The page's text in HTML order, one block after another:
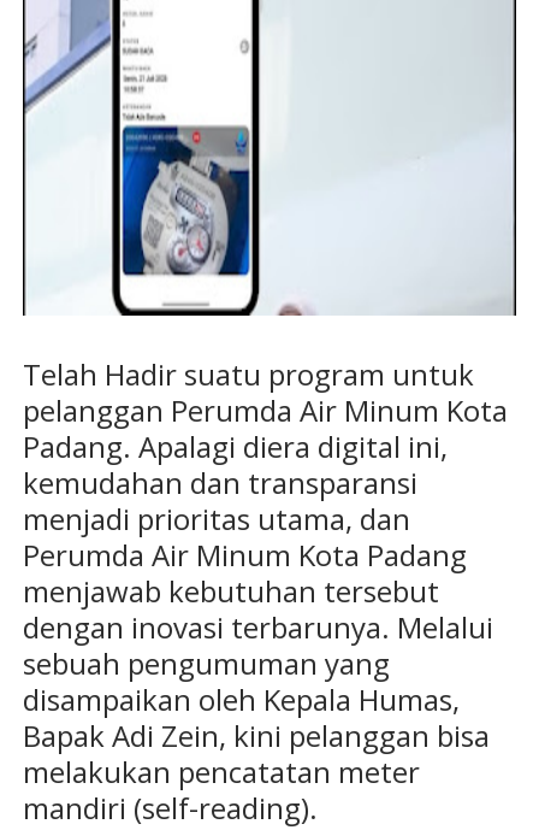
Telah Hadir suatu program untuk
pelanggan Perumda Air Minum Kota
Padang. Apalagi diera digital ini,
kemudahan dan transparansi
menjadi prioritas utama, dan
Perumda Air Minum Kota Padang
menjawab kebutuhan tersebut
dengan inovasi terbarunya. Melalui
sebuah pengumuman yang
disampaikan oleh Kepala Humas,
Bapak Adi Zein, kini pelanggan bisa
melakukan pencatatan meter
mandiri (self-reading).